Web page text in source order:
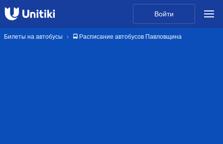
Войти
Билеты на автобусы 🚍 Расписание автобусов Павловщина